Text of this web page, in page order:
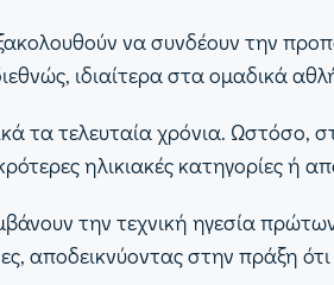
να συνδέουν την
ιδιαίτερα στα ομαδικά
τα τελευταία χρόνια. Ωστόσο,
ηλικιακές κατηγορίες ή
την τεχνική ηγεσία
αποδεικνύοντας στην πράξη